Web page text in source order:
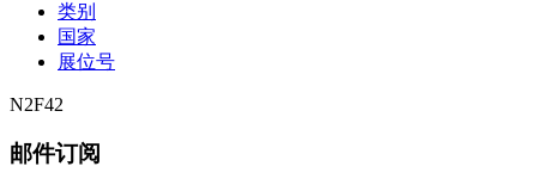
类别
国家
展位号
N2F42
邮件订阅